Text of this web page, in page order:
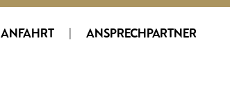
ANFAHRT | ANSPRECHPARTNER